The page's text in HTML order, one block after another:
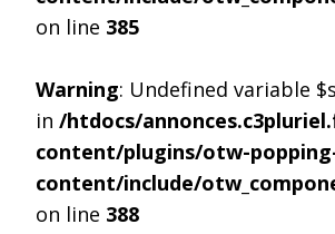
on line 385
Warning: Undefined variable
in /htdocs/
content/plugins/otw-
content/include/
on line 388